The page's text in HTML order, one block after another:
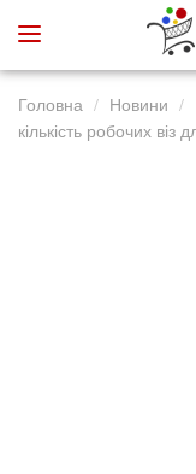
Головна Новини
кількість робочих віз